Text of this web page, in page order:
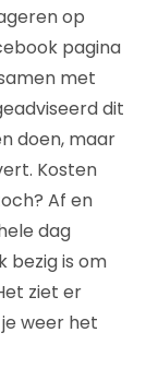
op
pagina
met
dit
doen, maar
Kosten
Af en
dag
bezig is om
ziet er
weer het